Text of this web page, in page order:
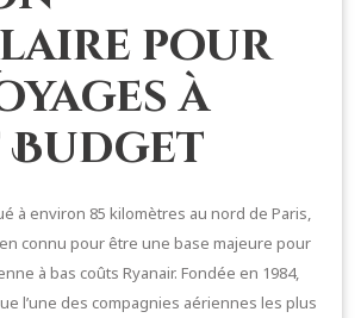
pour
à
à environ 85 kilomètres au nord de Paris,
connu pour être une base majeure pour
à bas coûts Ryanair. Fondée en 1984,
l’une des compagnies aériennes les plus